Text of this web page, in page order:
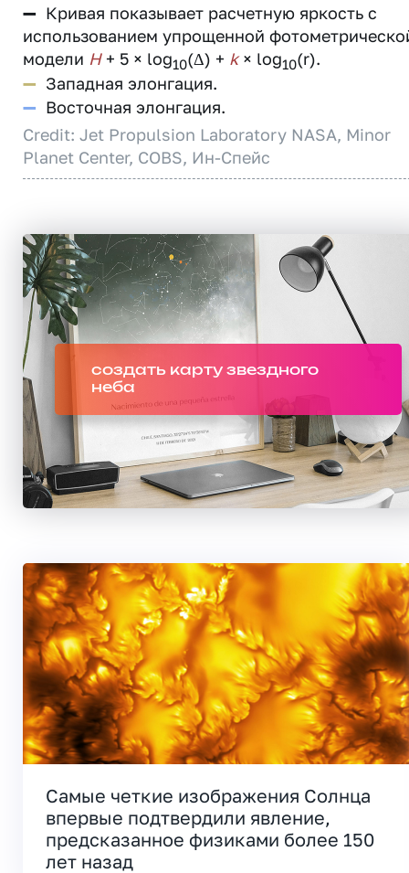
— Кривая показывает расчетную яркость с
использованием упрощенной
модели H+ 5 × log10(Δ) + k× log10(r).
— Западная элонгация.
— Восточная элонгация.
Credit: Jet Propulsion Laboratory NASA, Minor
Planet Center, COBS, Ин-Спейс
создать карту звездного
неба
Самые четкие изображения Солнца
впервые подтвердили явление,
предсказанное физиками более 150
лет назад